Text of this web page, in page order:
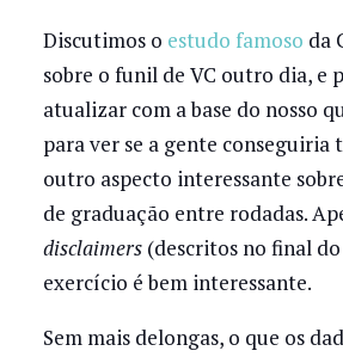
Discutimos o estudo famoso da
sobre o funil de VC outro dia, e
atualizar com a base do nosso
para ver se a gente conseguiria
outro aspecto interessante
de graduação entre rodadas.
disclaimers(descritos no final
exercício é bem interessante.
Sem mais delongas, o que os